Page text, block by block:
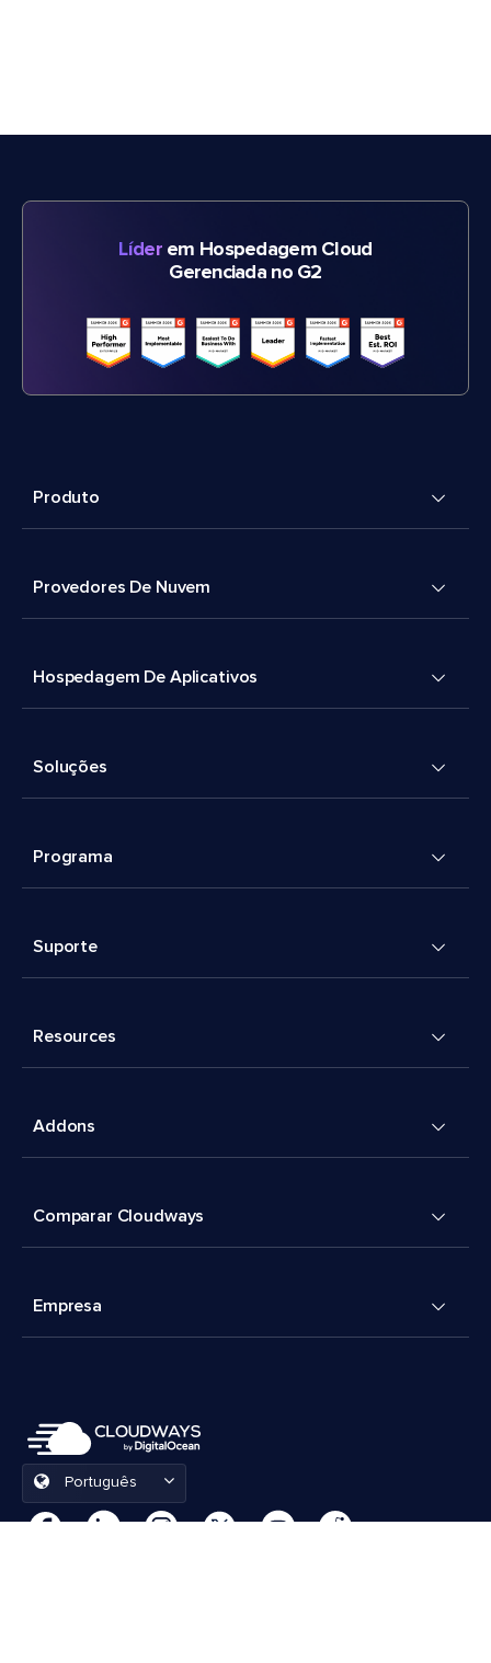
Líderem Hospedagem Cloud
Gerenciada no G2
Produto
Provedores De Nuvem
Hospedagem De Aplicativos
Soluções
Programa
Suporte
Resources
Addons
Comparar Cloudways
Empresa
Português